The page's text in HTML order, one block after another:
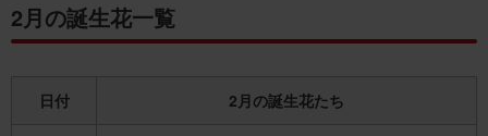
2月の誕生花一覧
日付 2月の誕生花たち